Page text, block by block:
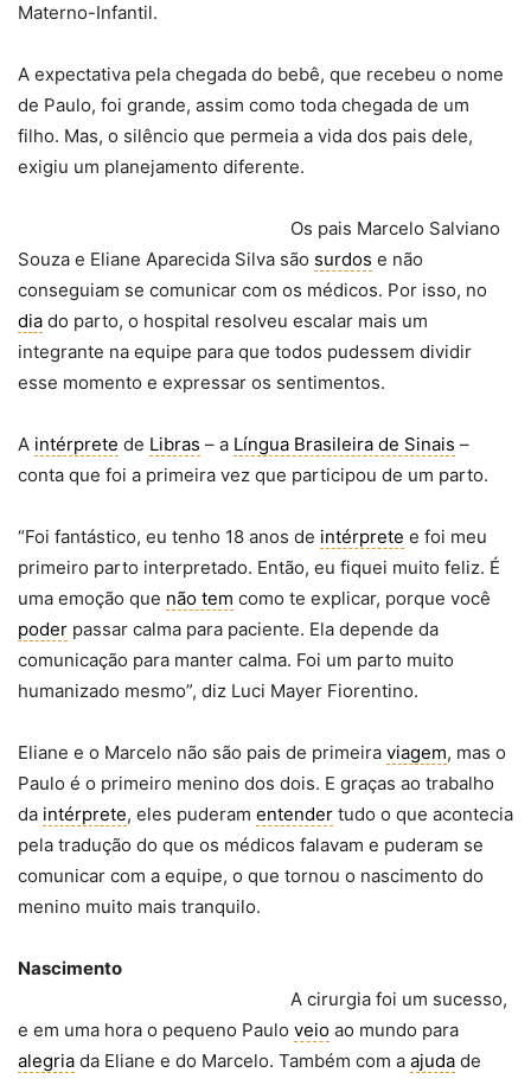
Materno-Infantil.
A expectativa pela chegada do bebê, que recebeu o nome
de Paulo, foi grande, assim como toda chegada de um
filho. Mas, o silêncio que permeia a vida dos pais dele,
exigiu um planejamento diferente.
Os pais Marcelo Salviano
Souza e Eliane Aparecida Silva são surdos e não
conseguiam se comunicar com os médicos. Por isso, no
dia do parto, o hospital resolveu escalar mais um
integrante na equipe para que todos pudessem dividir
esse momento e expressar os sentimentos.
A intérprete de Libras – a Língua Brasileira de Sinais –
conta que foi a primeira vez que participou de um parto.
“Foi fantástico, eu tenho 18 anos de intérprete e foi meu
primeiro parto interpretado. Então, eu fiquei muito feliz. É
uma emoção que não tem como te explicar, porque você
poder passar calma para paciente. Ela depende da
comunicação para manter calma. Foi um parto muito
humanizado mesmo”, diz Luci Mayer Fiorentino.
Eliane e o Marcelo não são pais de primeira viagem, mas o
Paulo é o primeiro menino dos dois. E graças ao trabalho
da intérprete, eles puderam entender tudo o que acontecia
pela tradução do que os médicos falavam e puderam se
comunicar com a equipe, o que tornou o nascimento do
menino muito mais tranquilo.
Nascimento
A cirurgia foi um sucesso,
e em uma hora o pequeno Paulo veio ao mundo para
alegria da Eliane e do Marcelo. Também com a ajuda de